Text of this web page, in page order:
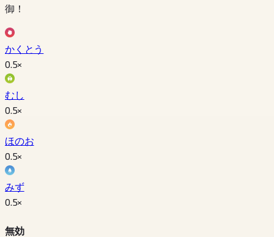
御！
かくとう
0.5×
むし
0.5×
ほのお
0.5×
みず
0.5×
無効